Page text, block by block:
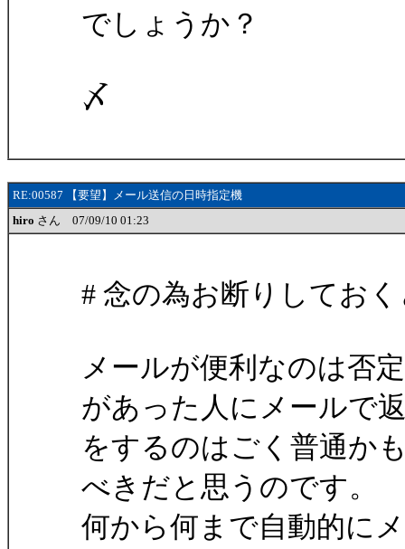
でしょうか？
〆
RE:00587 【要望】メール送信の日時指定機
hiro さん 07/09/10 01:23
# 念の為お断りしてお
メールが便利なのは否
があった人にメールで
をするのはごく普通か
べきだと思うのです。
何から何まで自動的に